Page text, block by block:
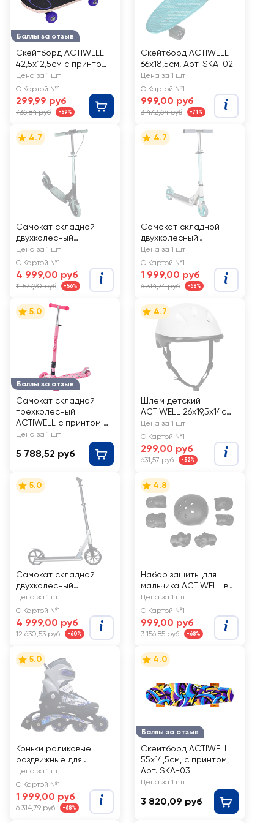
Баллы за отзыв
Скейтборд ACTIWELL
42,5х12,5см с принтом,
Арт. MU23062601
Цена за 1 шт
С Картой №1
299,99 руб
736,84 руб -59%
Скейтборд ACTIWELL
66х18,5см, Арт. SKA-02
Цена за 1 шт
С Картой №1
999,00 руб
3 472,64 руб -71%
4.7
Самокат складной
двухколесный
ACTIWELL, Арт. ACT-S11
Цена за 1 шт
С Картой №1
4 999,00 руб
11 577,90 руб -56%
4.7
Самокат складной
двухколесный
ACTIWELL, Арт. ACT-
S07
Цена за 1 шт
С Картой №1
1 999,00 руб
6 314,74 руб -68%
Баллы за отзыв
5.0
Самокат складной
трехколесный
ACTIWELL с принтом и
светящимися
колесами, Арт. ACT-
S03 S23
Цена за 1 шт
5 788,52 руб
4.7
Шлем детский
ACTIWELL 26х19,5х14см,
Арт. KHEL-01
Цена за 1 шт
С Картой №1
299,00 руб
631,57 руб -52%
5.0
Самокат складной
двухколесный
ACTIWELL, Арт. SHLZ
Цена за 1 шт
С Картой №1
4 999,00 руб
12 630,53 руб -60%
4.8
Набор защиты для
мальчика ACTIWELL в
рюкзаке, Арт. RSET-01
Цена за 1 шт
С Картой №1
999,00 руб
3 156,85 руб -68%
5.0
Коньки роликовые
раздвижные для
мальчика ACTIWELL р.
34–37, Арт. PW-117
Цена за 1 шт
С Картой №1
1 999,00 руб
6 314,79 руб -68%
Баллы за отзыв
4.0
Скейтборд ACTIWELL
55x14,5см, с принтом,
Арт. SKA-03
Цена за 1 шт
3 820,09 руб